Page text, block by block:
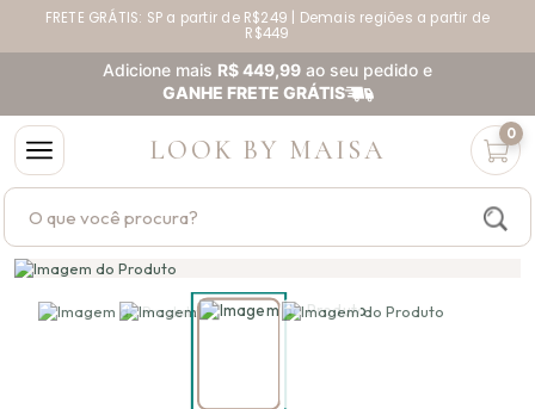
FRETE GRÁTIS: SP a partir de R$249 | Demais regiões a partir de
R$449
Parcele suas compras em até 5x sem juros no cartão
Adicione mais R$ 449,99 ao seu pedido e
GANHE FRETE GRÁTIS
Buscar produtos
LOOK BY MAISA
0